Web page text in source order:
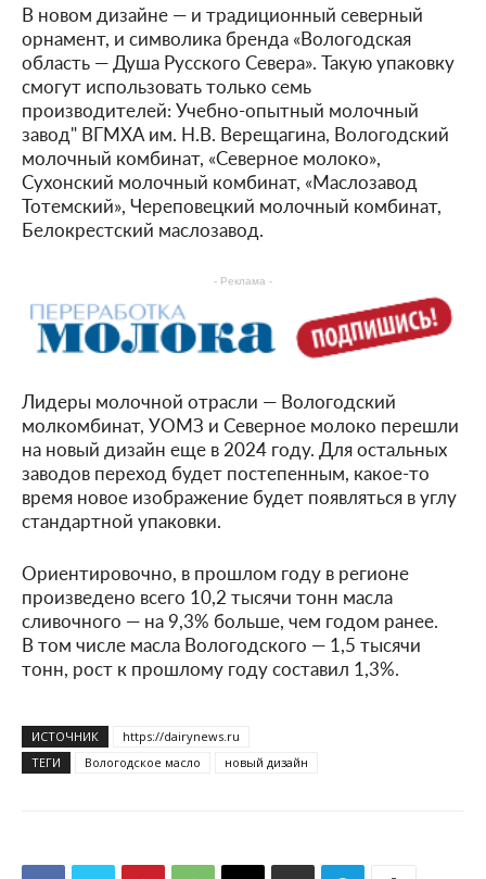
В новом дизайне — и традиционный северный
орнамент, и символика бренда «Вологодская
область — Душа Русского Севера». Такую упаковку
смогут использовать только семь
производителей: Учебно-опытный молочный
завод" ВГМХА им. Н.В. Верещагина, Вологодский
молочный комбинат, «Северное молоко»,
Сухонский молочный комбинат, «Маслозавод
Тотемский», Череповецкий молочный комбинат,
Белокрестский маслозавод.
- Реклама -
Лидеры молочной отрасли — Вологодский
молкомбинат, УОМЗ и Северное молоко перешли
на новый дизайн еще в 2024 году. Для остальных
заводов переход будет постепенным, какое-то
время новое изображение будет появляться в углу
стандартной упаковки.
Ориентировочно, в прошлом году в регионе
произведено всего 10,2 тысячи тонн масла
сливочного — на 9,3% больше, чем годом ранее.
В том числе масла Вологодского — 1,5 тысячи
тонн, рост к прошлому году составил 1,3%.
ИСТОЧНИК
https://dairynews.ru
ТЕГИ
Вологодское масло новый дизайн